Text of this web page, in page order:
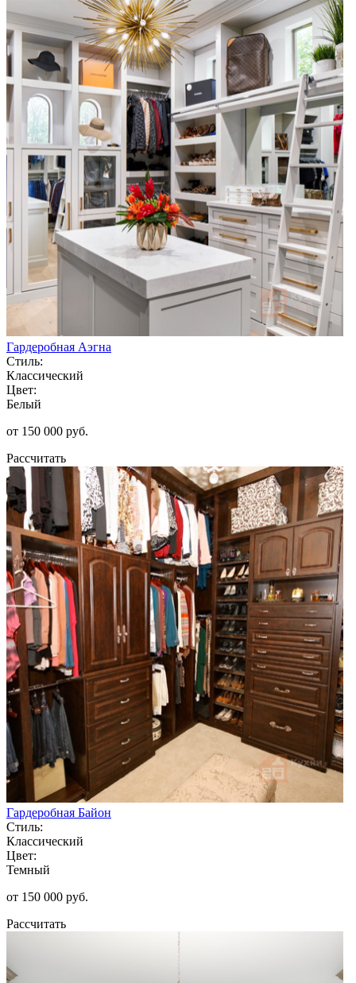
Гардеробная Аэгна
Стиль:
Классический
Цвет:
Белый
от 150 000 руб.
Рассчитать
Гардеробная Байон
Стиль:
Классический
Цвет:
Темный
от 150 000 руб.
Рассчитать